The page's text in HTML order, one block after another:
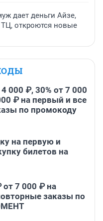
дает деньги Айзе,
откроются новые
000 ₽, 30% от 7 000
₽ на первый и все
по промокоду
на первую и
билетов на
7 000 ₽ на
заказы по